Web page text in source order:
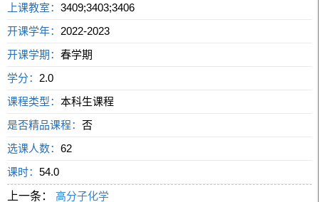
上课教室：3409;3403;3406
开课学年： 2022-2023
开课学期：春学期
学分： 2.0
课程类型：本科生课程
是否精品课程：否
选课人数：62
课时：54.0
上一条：
高分子化学